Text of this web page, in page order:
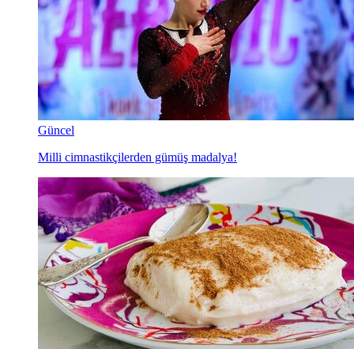
Güncel
Milli cimnastikçilerden gümüş madalya!